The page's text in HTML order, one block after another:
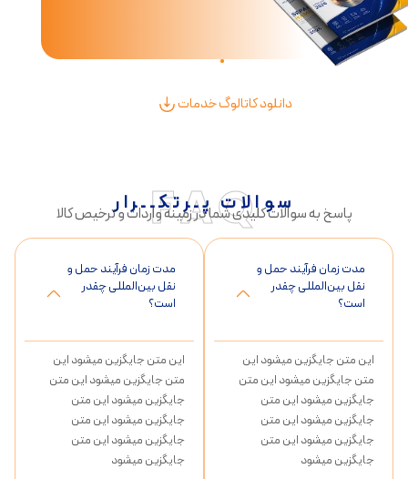
دانلود کاتالوگ خدمات
FAQ
سوالات پـرتکــرار
پاسخ به سوالات کلیدی شما در زمینه واردات و ترخیص کالا
مدت زمان فرآیند حمل و
نقل بین‌المللی چقدر
است؟
این متن جایگزین میشود این
متن جایگزین میشود این متن
جایگزین میشود این متن
جایگزین میشود این متن
جایگزین میشود این متن
جایگزین میشود
مدت زمان فرآیند حمل و
نقل بین‌المللی چقدر
است؟
این متن جایگزین میشود این
متن جایگزین میشود این متن
جایگزین میشود این متن
جایگزین میشود این متن
جایگزین میشود این متن
جایگزین میشود